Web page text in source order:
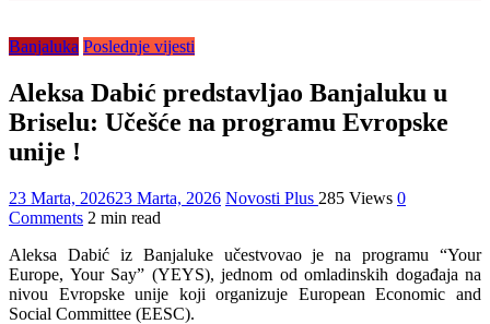
Banjaluka Poslednje vijesti
Aleksa Dabić predstavljao Banjaluku u
Briselu: Učešće na programu Evropske
unije !
23 Marta, 202623 Marta, 2026 Novosti Plus 285 Views 0
Comments 2 min read
Aleksa Dabić iz Banjaluke učestvovao je na programu “Your
Europe, Your Say” (YEYS), jednom od omladinskih događaja na
nivou Evropske unije koji organizuje European Economic and
Social Committee (EESC).